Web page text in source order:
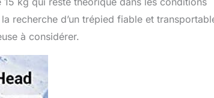
recherche d’un trépied fiable et
à considérer.